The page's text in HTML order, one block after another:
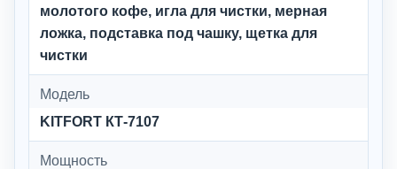
молотого кофе, игла для чистки, мерная
ложка, подставка под чашку, щетка для
чистки
Модель
KITFORT КТ-7107
Мощность